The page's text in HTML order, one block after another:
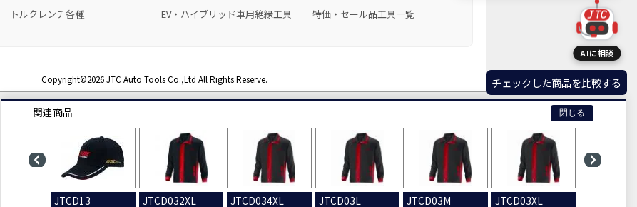
チェックした商品を比較する
関連商品 閉じる
JTCD13 JTCD032XL JTCD034XL JTCD03L JTCD03M JTCD03XL
. .
トルクレンチ各種 EV・ハイブリッド車用絶縁工具 特価・セール品工具一覧
Copyright©2026 JTC Auto Tools Co.,Ltd All Rights Reserve.
JTC
AIに相談